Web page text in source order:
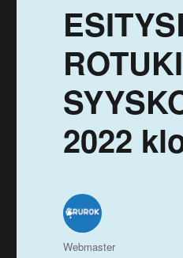
2022
Kirjoittaja
Webmaster